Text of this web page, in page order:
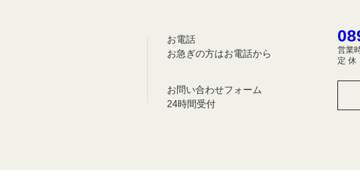
お電話
お急ぎの方はお電話から
営業
定 休
お問い合わせフォーム
24時間受付